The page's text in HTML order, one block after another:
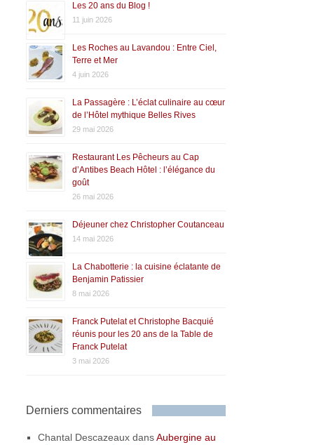
Les 20 ans du Blog !
11 juin 2026
Les Roches au Lavandou : Entre Ciel,
Terre et Mer
4 juin 2026
La Passagère : L’éclat culinaire au cœur
de l’Hôtel mythique Belles Rives
29 mai 2026
Restaurant Les Pêcheurs au Cap
d’Antibes Beach Hôtel : l’élégance du
goût
26 mai 2026
Déjeuner chez Christopher Coutanceau
14 mai 2026
La Chabotterie : la cuisine éclatante de
Benjamin Patissier
8 mai 2026
Franck Putelat et Christophe Bacquié
réunis pour les 20 ans de la Table de
Franck Putelat
3 mai 2026
Derniers commentaires
Chantal Descazeaux dansAubergine au